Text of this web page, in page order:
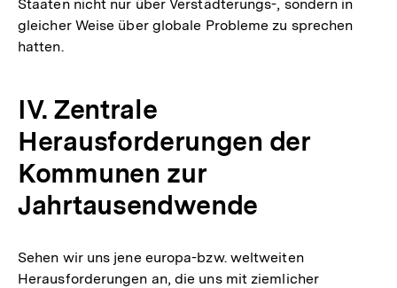
der
Fußnote
Staaten nicht nur über Verstädterungs-, sondern in
gleicher Weise über globale Probleme zu sprechen
hatten.
IV. Zentrale
Herausforderungen der
Kommunen zur
Jahrtausendwende
Sehen wir uns jene europa-bzw. weltweiten
Herausforderungen an, die uns mit ziemlicher